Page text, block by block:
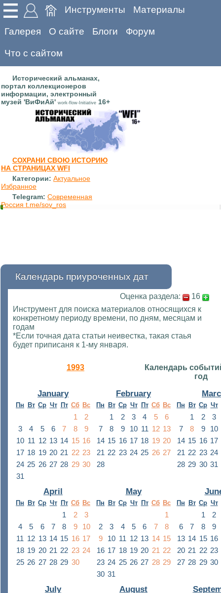
Инструменты Материалы
Галерея О сайте Блоги Форум
Что с сайтом
Исторический альманах,
портал коллекционеров
информации, электронный
музей 'ВиФиАй' work-flow-Initiative 16+
СОХРАНИ СВОЮ ИСТОРИЮ
НА СТРАНИЦАХ WFI
Категории: Актуальное
Избранное
Telegram: Современная
Россия t.me/sov_ros
Календарь приуроченных дат
Оценка раздела:
16
Инструмент для поиска материалов относящихся к
конкретному периоду времени, по дням, месяцам и
годам
*Если точная дата статьи неивестка, такая стаья
будет приписаня к 1-му января.
1993
Календарь
год
January
Пн Вт Ср Чт Пт Сб Вс
1
2
3
4 5 6 7 8
9
10 11 12 13 14 15 16
17 18 19 20 21 22 23
24 25 26 27 28 29 30
31
February
Пн Вт Ср Чт Пт Сб Вс
1 2 3 4 5
6
7
8 9 10 11 12 13
14 15 16 17 18 19 20
21 22 23 24 25 26 27
28
Пн Вт Ср Чт
1 2
3
7
8 9
10
14 15 16 17
21 22 23 24
28 29 30 31
April
Пн Вт Ср Чт Пт Сб Вс
1 2
3
4
5 6 7 8 9
10
11 12 13 14 15 16 17
18 19 20 21 22 23 24
25 26 27 28 29 30
May
Пн Вт Ср Чт Пт Сб Вс
1
2
3 4 5 6 7
8
9
10 11 12 13 14 15
16 17 18 19 20 21 22
23 24 25 26 27 28 29
30 31
Пн Вт Ср Чт
1
2
6
7 8
9
13 14 15 16
20 21 22 23
27 28 29 30
July August